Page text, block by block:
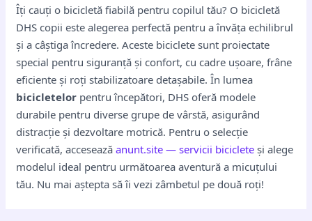
Îți cauți o bicicletă fiabilă pentru copilul tău? O bicicletă
DHS copii este alegerea perfectă pentru a învăța echilibrul
și a câștiga încredere. Aceste biciclete sunt proiectate
special pentru siguranță și confort, cu cadre ușoare, frâne
eficiente și roți stabilizatoare detașabile. În lumea
bicicletelor pentru începători, DHS oferă modele
durabile pentru diverse grupe de vârstă, asigurând
distracție și dezvoltare motrică. Pentru o selecție
verificată, acceseazăanunt.site — servicii biciclete și alege
modelul ideal pentru următoarea aventură a micuțului
tău. Nu mai aștepta să îi vezi zâmbetul pe două roți!